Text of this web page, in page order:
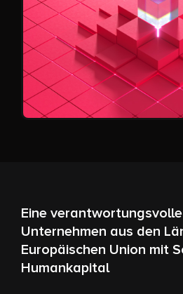
Eine
Unternehmen aus den
Europäischen Union mit
Humankapital